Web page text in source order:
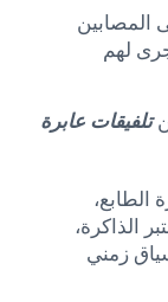
المصابين
لهم
تلفيقات عابرة
الطابع،
الذاكرة،
زمني